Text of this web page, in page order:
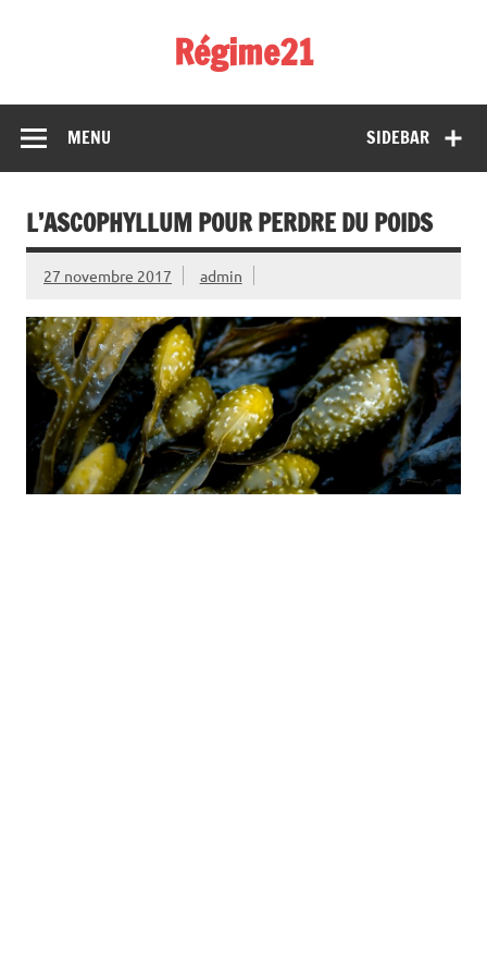
Régime21
SIDEBAR
MENU
L’ASCOPHYLLUM POUR PERDRE DU POIDS
27 novembre 2017 admin